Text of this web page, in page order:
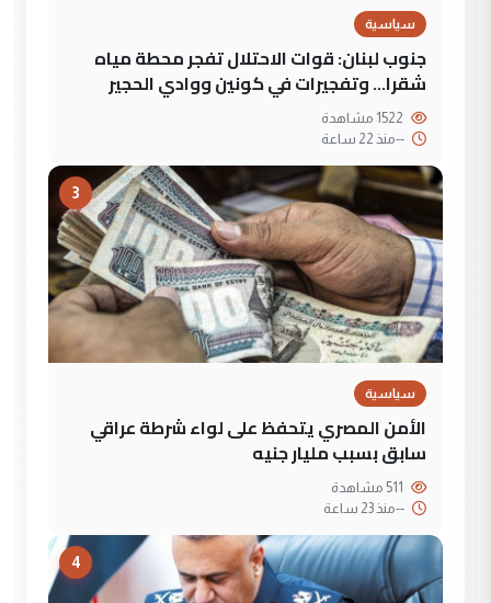
سياسية
جنوب لبنان: قوات الاحتلال تفجر محطة مياه
شقرا… وتفجيرات في كونين ووادي الحجير
--منذ 22 ساعة
3
سياسية
الأمن المصري يتحفظ على لواء شرطة عراقي
سابق بسبب مليار جنيه
--منذ 23 ساعة
4